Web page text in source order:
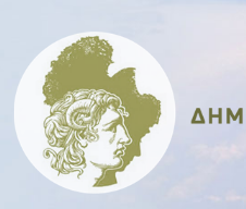
content
sidebar
sidebar
footer